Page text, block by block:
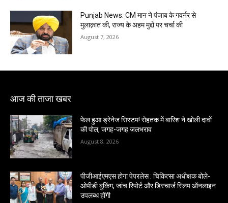
Punjab News: CM मान ने पंजाब के गवर्नर से
मुलाक़ात की, राज्य के अहम मुद्दों पर चर्चा की
August 7, 2026
आज की ताजा खबर
फेल हुआ ड्रेनेज सिस्टम! रोहतक में बारिश ने खोली दावों
की पोल, जगह-जगह जलभराव
August 8, 2026
पीजीआईएमएस होगा पेपरलेस : चिकित्सा अधीक्षक बोले-
ओपीडी बुकिंग, जांच रिपोर्ट और डिस्चार्ज स्लिप ऑनलाइन
उपलब्ध होंगी